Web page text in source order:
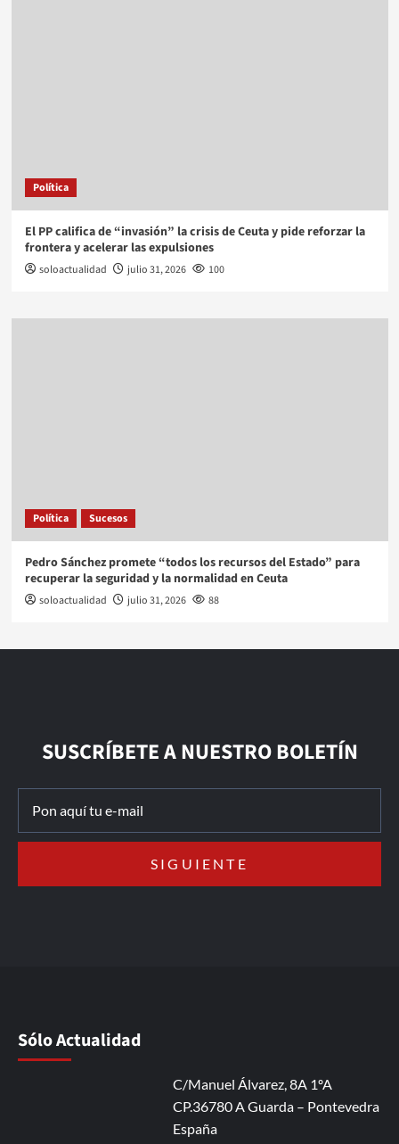
Política
El PP califica de “invasión” la crisis de Ceuta y pide reforzar la
frontera y acelerar las expulsiones
soloactualidad julio 31, 2026 100
Política Sucesos
Pedro Sánchez promete “todos los recursos del Estado” para
recuperar la seguridad y la normalidad en Ceuta
soloactualidad julio 31, 2026 88
SUSCRÍBETE A NUESTRO BOLETÍN
Sólo Actualidad
C/Manuel Álvarez, 8A 1ºA
CP.36780 A Guarda – Pontevedra
España